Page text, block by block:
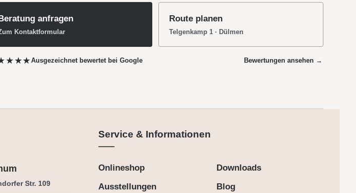
anfragen
Kontaktformular
Route planen
Telgenkamp 1 · Dülmen
Ausgezeichnet bewertetbei Google Bewertungen ansehen →
Str. 109
Service & Informationen
Onlineshop
Ausstellungen
Downloads
Blog